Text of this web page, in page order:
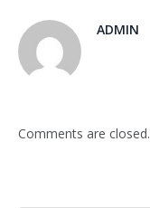
ADMIN
Comments are closed.